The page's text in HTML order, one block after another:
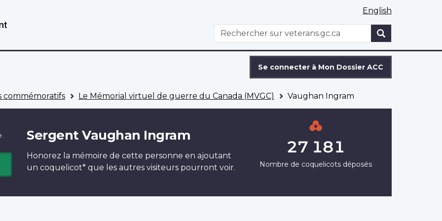
English
WxT
Search
Rechercher
Se connecter à Mon Dossier ACC
commémoratifs Le Mémorial virtuel de guerre du Canada (MVGC) Vaughan Ingram
Sergent Vaughan Ingram
Honorez la mémoire de cette personne en ajoutant
un coquelicot* que les autres visiteurs pourront voir.
27 181
Nombre de coquelicots déposés